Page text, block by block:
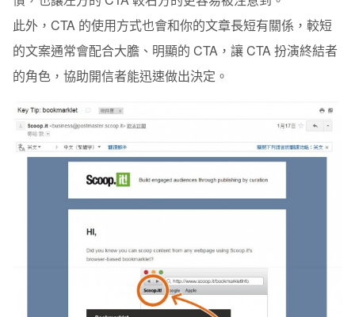
此外，CTA 的使用方式也會和你的文章長短有關係，較短
的文案通常會配合大膽、明顯的 CTA，讓 CTA 扮演終結者
的角色，協助開信者能迅速做出決定。